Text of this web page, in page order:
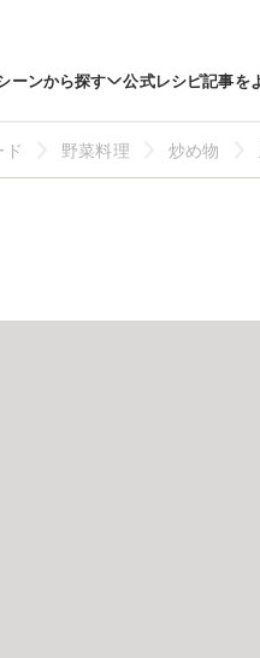
ーンから探す 公式レシピ記事を
ド 野菜料理 炒め物